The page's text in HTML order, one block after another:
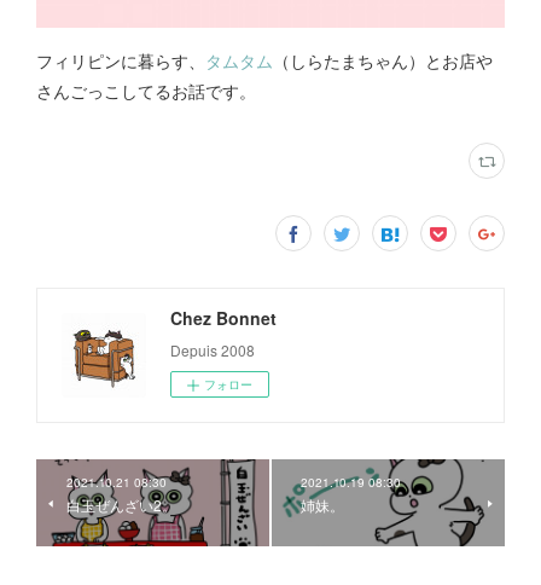
フィリピンに暮らす、 タムタム （しらたまちゃん）とお店や
さんごっこしてるお話です。
Chez Bonnet
Depuis 2008
フォロー
2021.10.21 08:30
白玉ぜんざい2。
2021.10.19 08:30
姉妹。